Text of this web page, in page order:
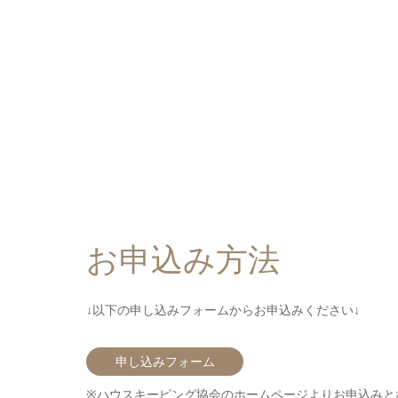
お申込み方法
↓以下の申し込みフォームからお申込みください↓
申し込みフォーム
※ハウスキーピング協会のホームページよりお申込み